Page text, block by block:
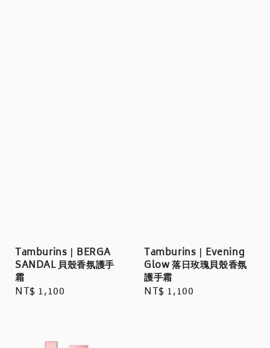
Tamburins｜BERGA
SANDAL 貝殼香氛護手
霜
Regular
NT$ 1,100
Tamburins｜Evening
Glow 落日玫瑰貝殼香氛
護手霜
Regular
NT$ 1,100